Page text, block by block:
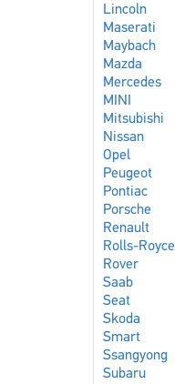
Lincoln
Maserati
Maybach
Mazda
Mercedes
MINI
Mitsubishi
Nissan
Opel
Peugeot
Pontiac
Porsche
Renault
Rolls-Royce
Rover
Saab
Seat
Skoda
Smart
Ssangyong
Subaru